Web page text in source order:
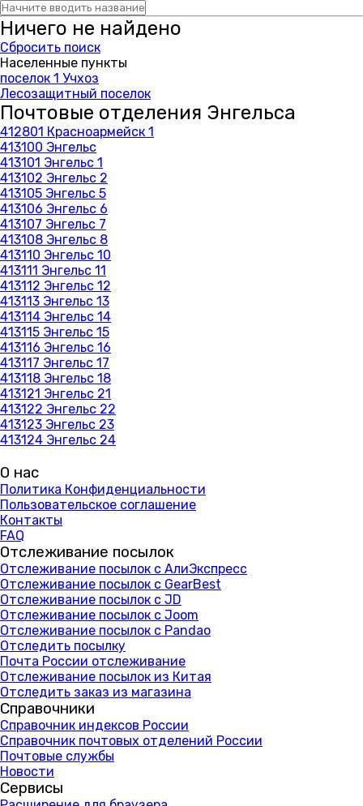
Ничего не найдено
Сбросить поиск
Населенные пункты
поселок 1 Учхоз
Лесозащитный поселок
Почтовые отделения Энгельса
412801 Красноармейск 1
413100 Энгельс
413101 Энгельс 1
413102 Энгельс 2
413105 Энгельс 5
413106 Энгельс 6
413107 Энгельс 7
413108 Энгельс 8
413110 Энгельс 10
413111 Энгельс 11
413112 Энгельс 12
413113 Энгельс 13
413114 Энгельс 14
413115 Энгельс 15
413116 Энгельс 16
413117 Энгельс 17
413118 Энгельс 18
413121 Энгельс 21
413122 Энгельс 22
413123 Энгельс 23
413124 Энгельс 24
О нас
Политика Конфиденциальности
Пользовательское соглашение
Контакты
FAQ
Отслеживание посылок
Отслеживание посылок с АлиЭкспресс
Отслеживание посылок с GearBest
Отслеживание посылок с JD
Отслеживание посылок с Joom
Отслеживание посылок с Pandao
Отследить посылку
Почта России отслеживание
Отслеживание посылок из Китая
Отследить заказ из магазина
Справочники
Справочник индексов России
Справочник почтовых отделений России
Почтовые службы
Новости
Сервисы